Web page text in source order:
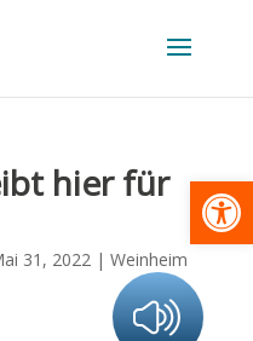
hier für
31, 2022| Weinheim